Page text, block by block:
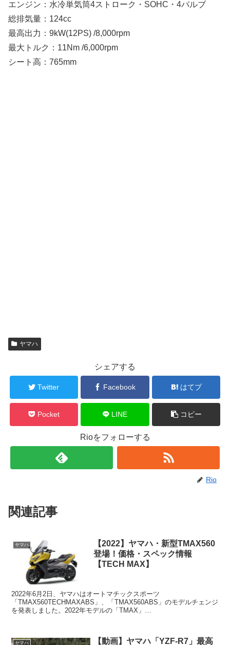
エンジン：水冷単気筒4ストローク・SOHC・4バルブ
総排気量：124cc
最高出力：9kW(12PS) /8,000rpm
最大トルク：11Nm /6,000rpm
シート高：765mm
ヤマハ
シェアする
Twitter Facebook はてブ
Pocket LINE コピー
Rioをフォローする
Rio
関連記事
ヤマハ
【2022】ヤマハ・新型TMAX560
登場！価格・スペック情報
【TECH MAX】
2022年6月2日、ヤマハはオートマチックスポーツ
「TMAX560TECHMAXABS」、「TMAX560ABS」のモデルチェンジ
を発表しました。2022年モデルの「TMAX」
ヤマハ
【動画】ヤマハ「YZF-R7」最高